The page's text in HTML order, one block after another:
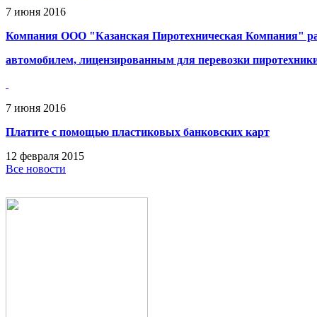
7 июня 2016
Компания ООО "Казанская Пиротехническая Компания"
автомобилем, лицензированным для перевозки
7 июня 2016
Платите с помощью пластиковых банковских карт
12 февраля 2015
Все новости